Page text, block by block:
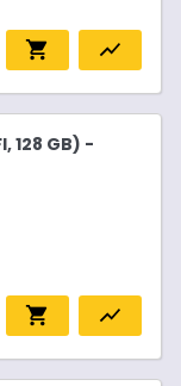
shopping_cart show_chart
128 GB) -
shopping_cart show_chart